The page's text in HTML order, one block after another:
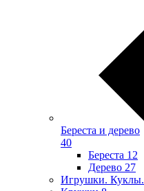
Береста и дерево
40
Береста 12
Дерево 27
Игрушки. Куклы.